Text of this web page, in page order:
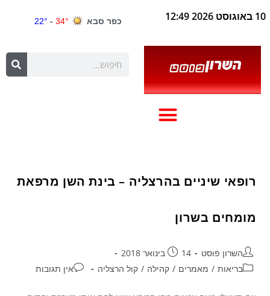
10 באוגוסט 2026 12:49
רופאי שיניים בהרצליה – בינת השן מרפאת
מומחים בשרון
השרון פוסט
14 בינואר 2018
בריאות / מאמרים / קהילה / קול הרצליה אין תגובות